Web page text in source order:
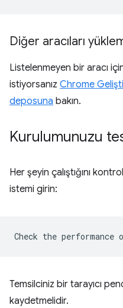
Diğer aracıları
Listelenmeyen bir aracı
istiyorsanız Chrome
deposuna bakın.
Kurulumunuzu
Her şeyin çalıştığını
istemi girin:
Temsilciniz bir tarayıcı
kaydetmelidir.